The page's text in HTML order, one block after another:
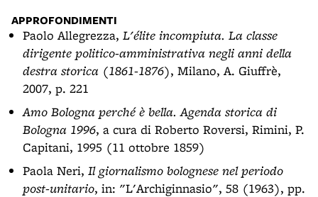
APPROFONDIMENTI
Paolo Allegrezza, L'élite incompiuta. La classe
dirigente politico-amministrativa negli anni della
destra storica (1861-1876), Milano, A. Giuffrè,
2007, p. 221
Amo Bologna perché è bella. Agenda storica di
Bologna 1996, a cura di Roberto Roversi, Rimini, P.
Capitani, 1995 (11 ottobre 1859)
Paola Neri, Il giornalismo bolognese nel periodo
post-unitario, in: "L'Archiginnasio", 58 (1963), pp.